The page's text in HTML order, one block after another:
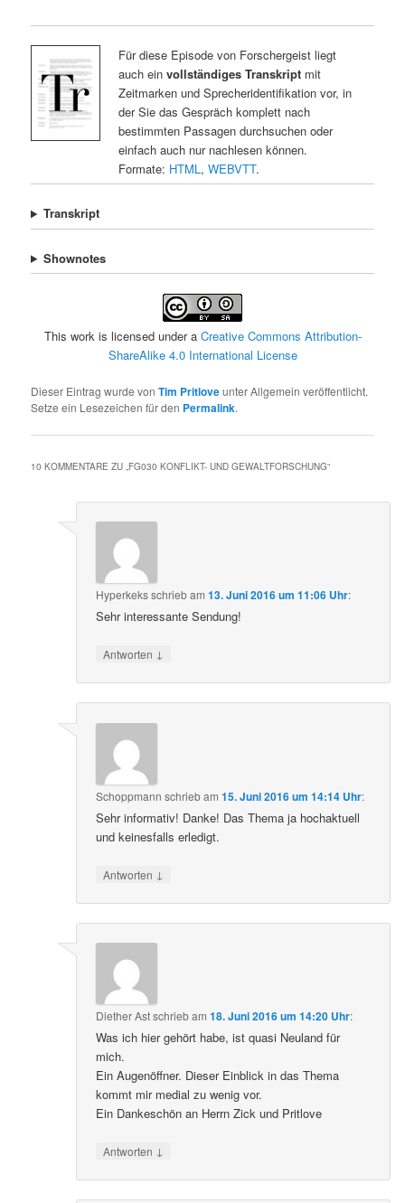
Für diese Episode von Forschergeist liegt
auch ein vollständiges Transkriptmit
Zeitmarken und Sprecheridentifikation vor, in
der Sie das Gespräch komplett nach
bestimmten Passagen durchsuchen oder
einfach auch nur nachlesen können.
Formate: HTML , WEBVTT.
Transkript
Shownotes
This work is licensed under a Creative Commons Attribution-
ShareAlike 4.0 International License
Dieser Eintrag wurde vonTim Pritloveunter Allgemein veröffentlicht.
Setze ein Lesezeichen für den Permalink.
10 KOMMENTARE ZU „FG030 KONFLIKT- UND GEWALTFORSCHUNG“
Hyperkeksschriebam13. Juni 2016 um 11:06 Uhr:
Sehr interessante Sendung!
Antworten ↓
Schoppmann schriebam15. Juni 2016 um 14:14 Uhr:
Sehr informativ! Danke! Das Thema ja hochaktuell
und keinesfalls erledigt.
Antworten ↓
Diether Astschriebam18. Juni 2016 um 14:20 Uhr:
Was ich hier gehört habe, ist quasi Neuland für
mich.
Ein Augenöffner. Dieser Einblick in das Thema
kommt mir medial zu wenig vor.
Ein Dankeschön an Herrn Zick und Pritlove
Antworten ↓